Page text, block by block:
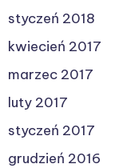
styczeń 2018
kwiecień 2017
marzec 2017
luty 2017
styczeń 2017
grudzień 2016